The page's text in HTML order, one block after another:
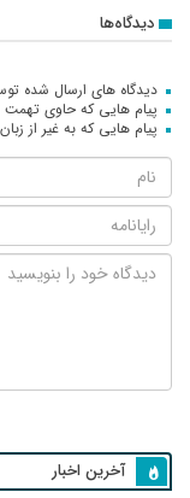
دیدگاه‌ها
دیدگاه های ارسال شده
پیام هایی که حاوی تهمت
پیام هایی که به غیر از
آخرین اخبار